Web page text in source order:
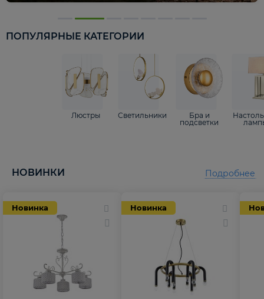
ПОПУЛЯРНЫЕ КАТЕГОРИИ
Люстры Светильники
Бра и
подсветки
НОВИНКИ
Новинка Новинка
Подробнее